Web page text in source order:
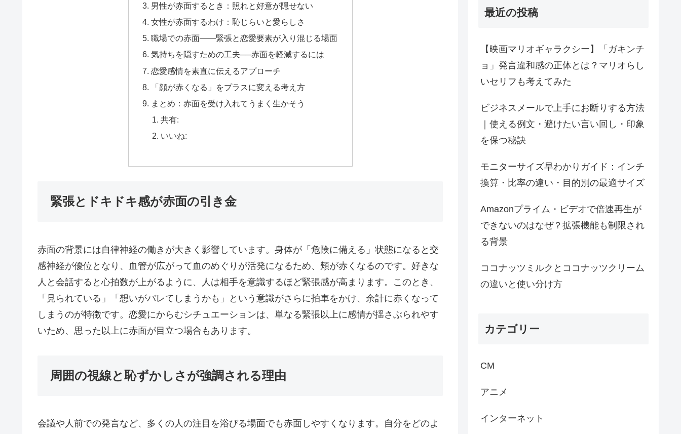
男性が赤面するとき：照れと好意が隠せない
女性が赤面するわけ：恥じらいと愛らしさ
職場での赤面――緊張と恋愛要素が入り混じる場面
気持ちを隠すための工夫──赤面を軽減するには
恋愛感情を素直に伝えるアプローチ
「顔が赤くなる」をプラスに変える考え方
まとめ：赤面を受け入れてうまく生かそう
共有:
いいね:
緊張とドキドキ感が赤面の引き金
赤面の背景には自律神経の働きが大きく影響しています。身体が「危険に備える」状態になると交
感神経が優位となり、血管が広がって血のめぐりが活発になるため、頬が赤くなるのです。好きな
人と会話すると心拍数が上がるように、人は相手を意識するほど緊張感が高まります。このとき、
「見られている」「想いがバレてしまうかも」という意識がさらに拍車をかけ、余計に赤くなって
しまうのが特徴です。恋愛にからむシチュエーションは、単なる緊張以上に感情が揺さぶられやす
いため、思った以上に赤面が目立つ場合もあります。
周囲の視線と恥ずかしさが強調される理由
会議や人前での発言など、多くの人の注目を浴びる場面でも赤面しやすくなります。自分をどのよ
最近の投稿
【映画マリオギャラクシー】「ガキンチ
ョ」発言違和感の正体とは？マリオらし
いセリフも考えてみた
ビジネスメールで上手にお断りする方法
｜使える例文・避けたい言い回し・印象
を保つ秘訣
モニターサイズ早わかりガイド：インチ
換算・比率の違い・目的別の最適サイズ
Amazonプライム・ビデオで倍速再生が
できないのはなぜ？拡張機能も制限され
る背景
ココナッツミルクとココナッツクリーム
の違いと使い分け方
カテゴリー
CM
アニメ
インターネット